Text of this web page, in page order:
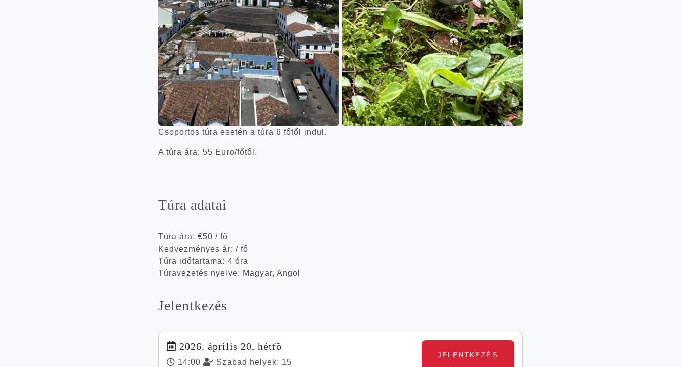
Cso­por­tos túra ese­tén a túra 6 főtől indul.
A túra ára: 55 Euro/főtől.
Túra adatai
Túra ára: €50 / fő
Kedvezményes ár: / fő
Túra időtartama: 4 óra
Túravezetés nyelve: Magyar, Angol
Jelentkezés
2026. április 20, hétfõ
14:00 Szabad helyek: 15